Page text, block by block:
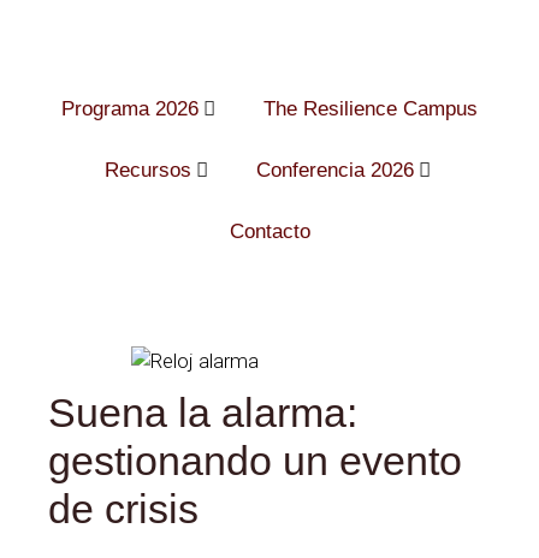
Programa 2026 The Resilience Campus
Recursos Conferencia 2026
Contacto
Suena la alarma:
gestionando un evento
de crisis